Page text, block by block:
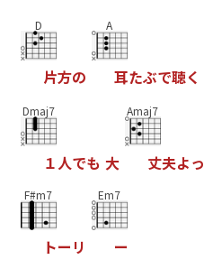
D
片方の
A
耳たぶで聴く
Dmaj7
１ 人でも 大
Amaj7
丈夫よっ
F#m7
トー リ
Em7
ー